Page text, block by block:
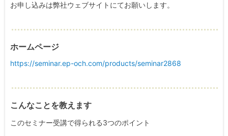
お申し込みは弊社ウェブサイトにてお願いします。
ホームページ
https://seminar.ep-och.com/products/seminar2868
こんなことを教えます
このセミナー受講で得られる3つのポイント